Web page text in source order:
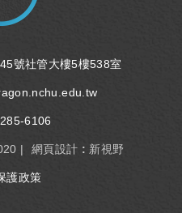
號社管大樓5樓538室
6106
| 網頁設計 : 新視野
護政策